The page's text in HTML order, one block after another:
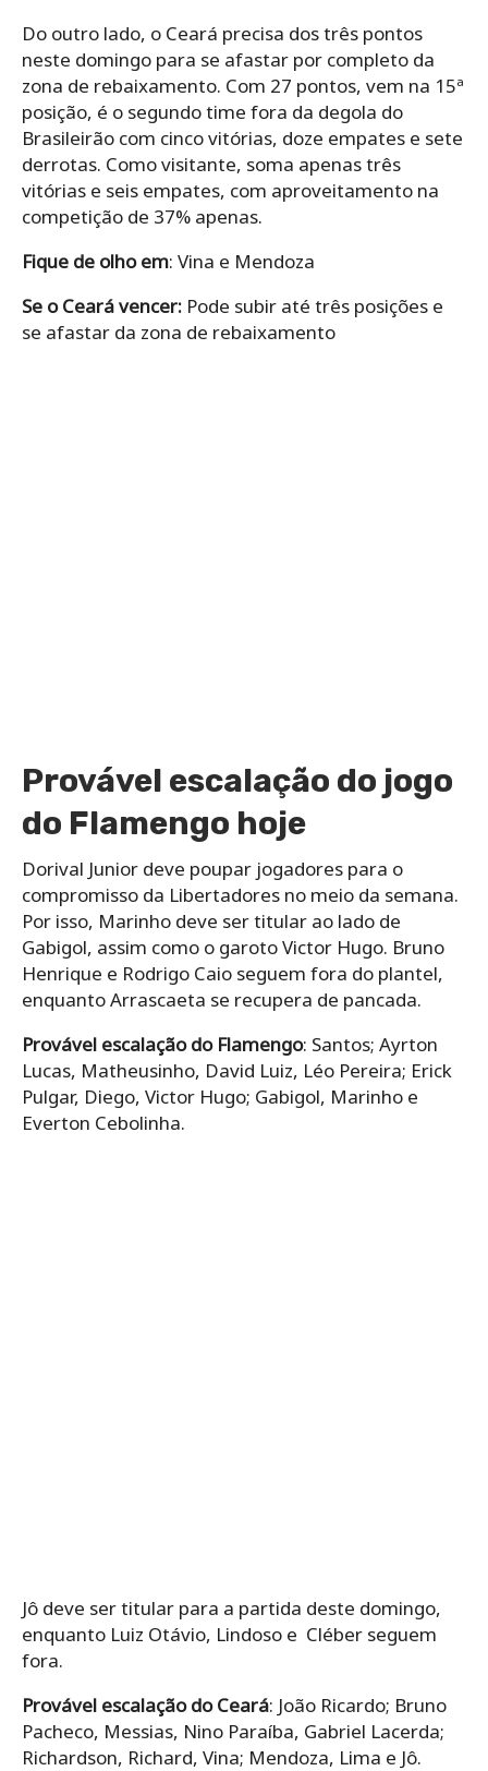
Do outro lado, o Ceará precisa dos três pontos
neste domingo para se afastar por completo da
zona de rebaixamento. Com 27 pontos, vem na 15ª
posição, é o segundo time fora da degola do
Brasileirão com cinco vitórias, doze empates e sete
derrotas. Como visitante, soma apenas três
vitórias e seis empates, com aproveitamento na
competição de 37% apenas.
Fique de olho em: Vina e Mendoza
Se o Ceará vencer: Pode subir até três posições e
se afastar da zona de rebaixamento
Provável escalação do jogo
do Flamengo hoje
Dorival Junior deve poupar jogadores para o
compromisso da Libertadores no meio da semana.
Por isso, Marinho deve ser titular ao lado de
Gabigol, assim como o garoto Victor Hugo. Bruno
Henrique e Rodrigo Caio seguem fora do plantel,
enquanto Arrascaeta se recupera de pancada.
Provável escalação do Flamengo: Santos; Ayrton
Lucas, Matheusinho, David Luiz, Léo Pereira; Erick
Pulgar, Diego, Victor Hugo; Gabigol, Marinho e
Everton Cebolinha.
Jô deve ser titular para a partida deste domingo,
enquanto Luiz Otávio, Lindoso e Cléber seguem
fora.
Provável escalação do Ceará: João Ricardo; Bruno
Pacheco, Messias, Nino Paraíba, Gabriel Lacerda;
Richardson, Richard, Vina; Mendoza, Lima e Jô.